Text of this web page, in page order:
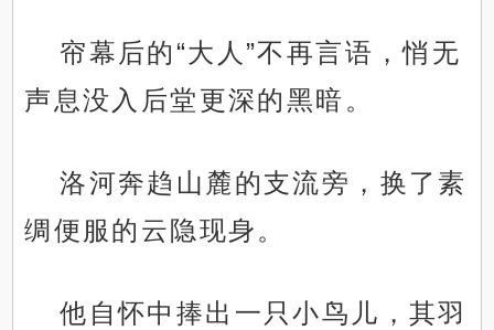
帘幕后的“大人”不再言语，悄无
声息没入后堂更深的黑暗。
洛河奔趋山麓的支流旁，换了素
绸便服的云隐现身。
他自怀中捧出一只小鸟儿，其羽